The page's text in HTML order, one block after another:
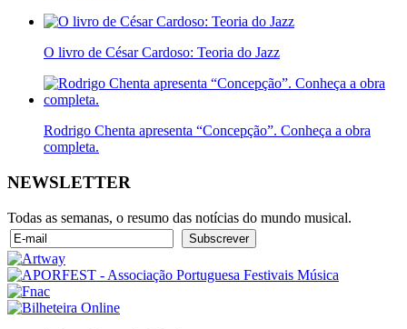
O livro de César Cardoso: Teoria do Jazz
Rodrigo Chenta apresenta “Concepção”. Conheça a obra
completa.
NEWSLETTER
Todas as semanas, o resumo das notícias do mundo musical.